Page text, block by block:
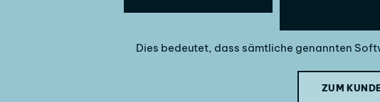
Dies bedeutet, dass sämtliche genannten
ZUM